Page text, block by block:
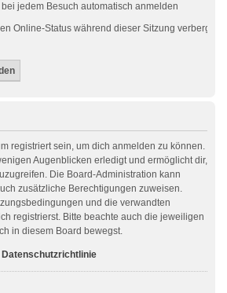
bei jedem Besuch automatisch anmelden
Online-Status während dieser Sitzung verbergen
registriert sein, um dich anmelden zu können.
Augenblicken erledigt und ermöglicht dir,
Die Board-Administration kann
zusätzliche Berechtigungen zuweisen.
und die verwandten
registrierst. Bitte beachte auch die jeweiligen
in diesem Board bewegst.
Datenschutzrichtlinie